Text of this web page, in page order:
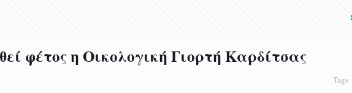
φέτος η Οικολογική Γιορτή Καρδίτσας
Tags